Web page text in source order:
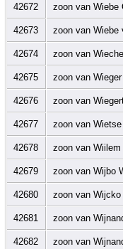
42672 zoon van Wiebe
42673 zoon van Wiebe
42674 zoon van
42675 zoon van
42676 zoon van
42677 zoon van
42678 zoon van
42679 zoon van Wijbo
42680 zoon van
42681 zoon van
42682 zoon van